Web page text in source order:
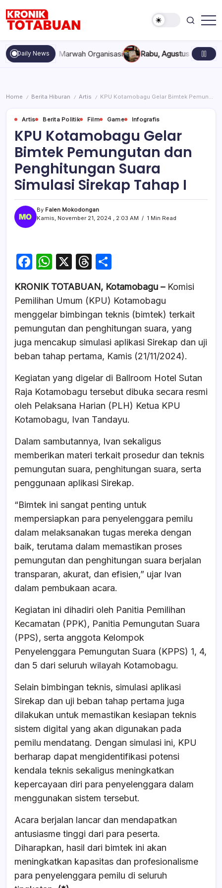
content
Totabuan
hari
ini
Kronik
Daily News
dan Marwah Organisasi Rabu, Agustus 5, 2026 , 11:44
Home / Berita Hiburan / Artis / KPU Kotamobagu Gelar Bimtek Pemungutan dan Penghitungan Suara Simulasi Sirekap Tahap I
Artis Berita Politik Film Game Infografis
KPU Kotamobagu Gelar
Bimtek Pemungutan dan
Penghitungan Suara
Simulasi Sirekap Tahap I
By Falen Mokodongan
Kamis, November 21, 2024 , 2:03 AM
1 Min Read
F
c
e
b
o
o
k
W
at
s
A
p
p
X
T
e
a
d
s
ar
e
KRONIK TOTABUAN, Kotamobagu –Komisi
Pemilihan Umum (KPU) Kotamobagu
menggelar bimbingan teknis (bimtek) terkait
pemungutan dan penghitungan suara, yang
juga mencakup simulasi aplikasi Sirekap dan uji
beban tahap pertama, Kamis (21/11/2024).
Kegiatan yang digelar di Ballroom Hotel Sutan
Raja Kotamobagu tersebut dibuka secara resmi
oleh Pelaksana Harian (PLH) Ketua KPU
Kotamobagu, Ivan Tandayu.
Dalam sambutannya, Ivan sekaligus
memberikan materi terkait prosedur dan teknis
pemungutan suara, penghitungan suara, serta
penggunaan aplikasi Sirekap.
“Bimtek ini sangat penting untuk
mempersiapkan para penyelenggara pemilu
dalam melaksanakan tugas mereka dengan
baik, terutama dalam memastikan proses
pemungutan dan penghitungan suara berjalan
transparan, akurat, dan efisien,” ujar Ivan
dalam pembukaan acara.
Kegiatan ini dihadiri oleh Panitia Pemilihan
Kecamatan (PPK), Panitia Pemungutan Suara
(PPS), serta anggota Kelompok
Penyelenggara Pemungutan Suara (KPPS) 1, 4,
dan 5 dari seluruh wilayah Kotamobagu.
Selain bimbingan teknis, simulasi aplikasi
Sirekap dan uji beban tahap pertama juga
dilakukan untuk memastikan kesiapan teknis
sistem digital yang akan digunakan pada
pemilu mendatang. Dengan simulasi ini, KPU
berharap dapat mengidentifikasi potensi
kendala teknis sekaligus meningkatkan
kepercayaan diri para penyelenggara dalam
menggunakan sistem tersebut.
Acara berjalan lancar dan mendapatkan
antusiasme tinggi dari para peserta.
Diharapkan, hasil dari bimtek ini akan
meningkatkan kapasitas dan profesionalisme
para penyelenggara pemilu di seluruh